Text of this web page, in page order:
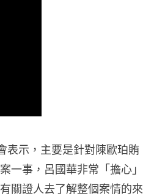
表示，主要是針對陳歐珀賄
一事，呂國華非常「擔心」
關證人去了解整個案情的來